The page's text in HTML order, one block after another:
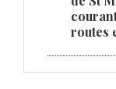
routes